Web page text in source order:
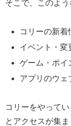
そこで、このよう
コリーの新着
イベント・変
ゲーム・ポイ
アプリのウェ
コリーをやって
とアクセスが集ま